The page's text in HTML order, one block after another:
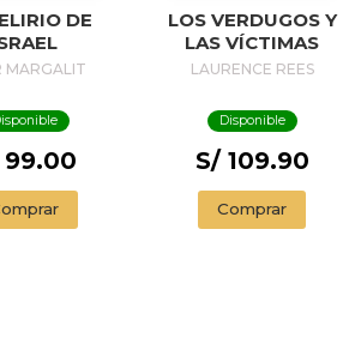
DE
MARGALIT
99.00
LOS VERDUGOS Y
LAS VÍCTIMAS
LAURENCE REES
Disponible
S/ 109.90
Comprar